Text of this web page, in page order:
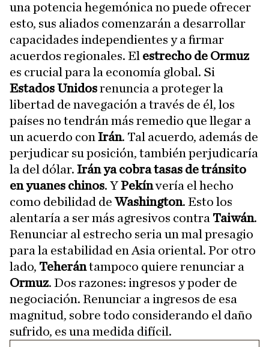
una potencia hegemónica no puede ofrecer
esto, sus aliados comenzarán a desarrollar
capacidades independientes y a firmar
acuerdos regionales. El estrecho de Ormuz
es crucial para la economía global. Si
Estados Unidosrenuncia a proteger la
libertad de navegación a través de él, los
países no tendrán más remedio que llegar a
un acuerdo con Irán. Tal acuerdo, además de
perjudicar su posición, también perjudicaría
la del dólar. Irán ya cobra tasas de tránsito
en yuanes chinos. YPekínvería el hecho
como debilidad de Washington. Esto los
alentaría a ser más agresivos contra Taiwán.
Renunciar al estrecho seria un mal presagio
para la estabilidad en Asia oriental. Por otro
lado, Teherántampoco quiere renunciar a
Ormuz. Dos razones: ingresos y poder de
negociación. Renunciar a ingresos de esa
magnitud, sobre todo considerando el daño
sufrido, es una medida difícil.